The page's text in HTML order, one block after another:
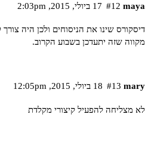
maya 17 ביולי,‏ 2015,‏ 2:03pm #12
דיסקורס שינו את הניסוחים ולכן היה
מקווה שזה יתעדכן בשבוע הקרוב.
mary 18 ביולי,‏ 2015,‏ 12:05pm #13
לא מצליחה להפעיל קיצורי מקלדת